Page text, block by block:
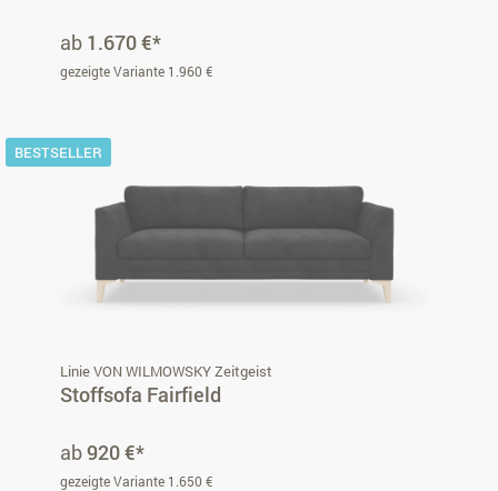
ab 1.670 €*
gezeigte Variante 1.960 €
BESTSELLER
Linie VON WILMOWSKY Zeitgeist
Stoffsofa Fairfield
ab920 €*
gezeigte Variante 1.650 €